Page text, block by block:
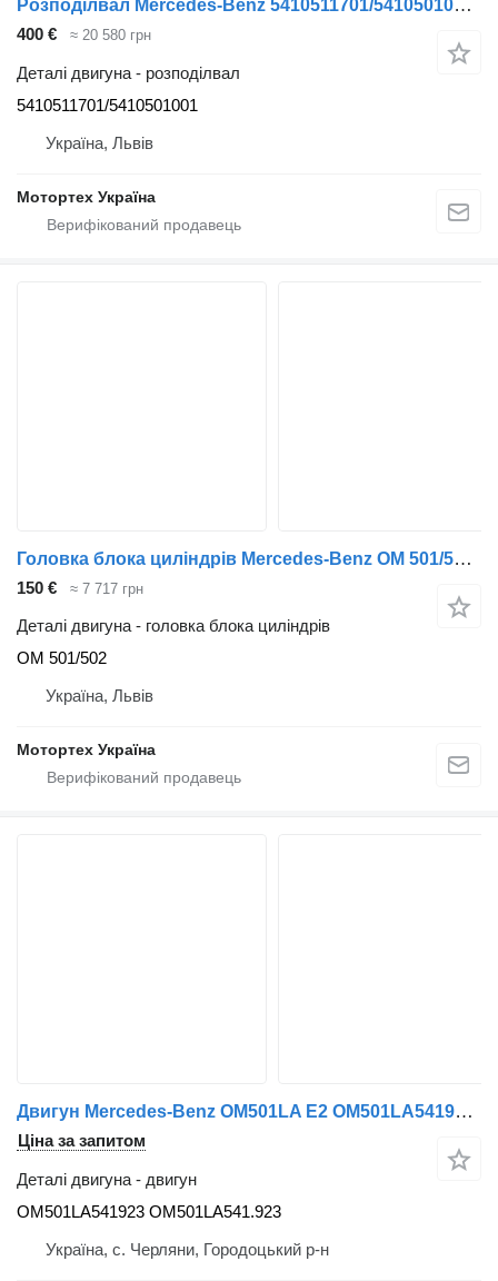
Розподілвал Mercedes-Benz 5410511701/5410501001 до вантажівки
400 € ≈ 20 580 грн
Деталі двигуна - розподілвал
5410511701/5410501001
Україна, Львів
Мотортех Україна
Головка блока циліндрів Mercedes-Benz OM 501/502 до вантажівки
150 € ≈ 7 717 грн
Деталі двигуна - головка блока циліндрів
OM 501/502
Україна, Львів
Мотортех Україна
Двигун Mercedes-Benz OM501LA E2 OM501LA541923 до вантажівки Mercedes-Benz
Ціна за запитом
Деталі двигуна - двигун
OM501LA541923 OM501LA541.923
Україна, с. Черляни, Городоцький р-н